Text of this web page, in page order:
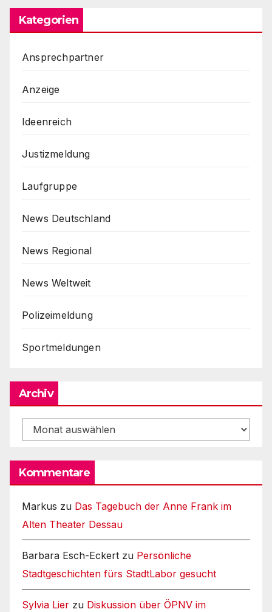
Kategorien
Ansprechpartner
Anzeige
Ideenreich
Justizmeldung
Laufgruppe
News Deutschland
News Regional
News Weltweit
Polizeimeldung
Sportmeldungen
Archiv
Archiv
Kommentare
Markus zu Das Tagebuch der Anne Frank im
Alten Theater Dessau
Barbara Esch-Eckert zu Persönliche
Stadtgeschichten fürs StadtLabor gesucht
Sylvia Lier zu Diskussion über ÖPNV im